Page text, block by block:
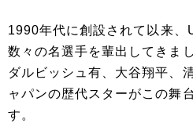
1990年代に創設されて以来、
数々の名選手を輩出してきまし
ダルビッシュ有、大谷翔平、
ャパンの歴代スターがこの舞
す。